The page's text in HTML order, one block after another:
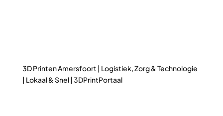
3D Printen Amersfoort | Logistiek, Zorg & Technologie
| Lokaal & Snel | 3DPrintPortaal